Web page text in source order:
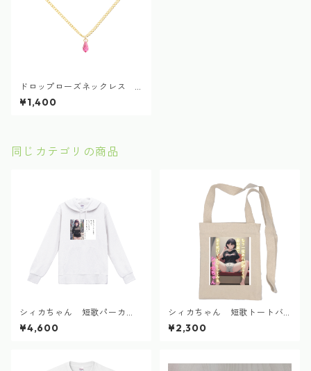
ドロップローズネックレス
シィカ デザインアクセサリ
ー(ネックレス/No457)
¥1,400
同じカテゴリの商品
シィカちゃん 短歌パーカ
ー 2024.9
¥4,600
シィカちゃん 短歌トートバ
ッグ 2024.9
¥2,300